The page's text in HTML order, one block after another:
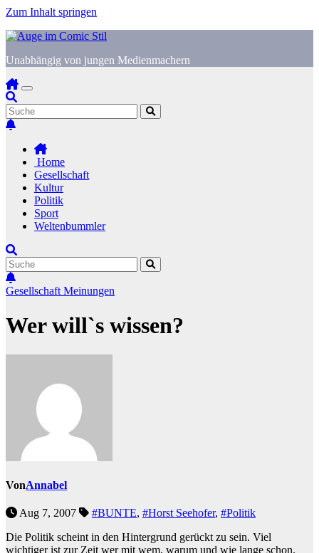
Zum Inhalt springen
Unabhängig von jungen Medienmachern
Home
Gesellschaft
Kultur
Politik
Sport
Weltenbummler
Gesellschaft Meinungen
Wer will`s wissen?
VonAnnabel
Aug 7, 2007 #BUNTE, #Horst Seehofer, #Politik
Die Politik scheint in den Hintergrund gerückt zu sein. Viel
wichtiger ist zur Zeit wer mit wem, warum und wie lange schon.